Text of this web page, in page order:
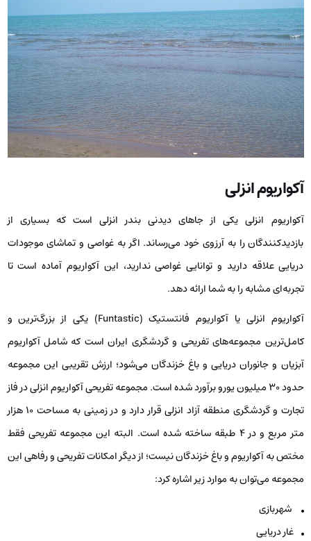
آکواریوم انزلی
آکواریوم انزلی یکی از جاهای دیدنی بندر انزلی است که بسیاری از
بازدیدکنندگان را به آرزوی خود می‌رساند. اگر به غواصی و تماشای موجودات
دریایی علاقه دارید و توانایی غواصی ندارید، این آکواریوم آماده است تا
تجربه‌ای مشابه را به شما ارائه دهد.
آکواریوم انزلی یا آکواریوم فانتستیک (Funtastic) یکی از بزرگ‌ترین و
کامل‌ترین مجموعه‌های تفریحی و گردشگری ایران است که شامل آکواریوم
آبزیان و جانوران دریایی و باغ خزندگان می‌شود؛ ارزش تقریبی این مجموعه
حدود 30 میلیون یورو برآورد شده است. مجموعه تفریحی آکواریوم انزلی در فاز
تجارت و گردشگری منطقه آزاد انزلی قرار دارد و در زمینی به مساحت 10 هزار
متر مربع و در 4 طبقه ساخته شده است. البته این مجموعه تفریحی فقط
مختص به آکواریوم و باغ خزندگان نیست؛ از دیگر امکانات تفریحی و رفاهی این
مجموعه می‌توان به موارد زیر اشاره کرد:
شهربازی
غار دریایی